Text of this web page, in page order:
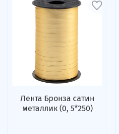
Лента Бронза сатин
металлик (0, 5*250)